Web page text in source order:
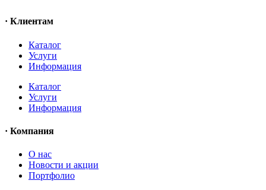
· Клиентам
Каталог
Услуги
Информация
Каталог
Услуги
Информация
· Компания
O нас
Новости и акции
Портфолио